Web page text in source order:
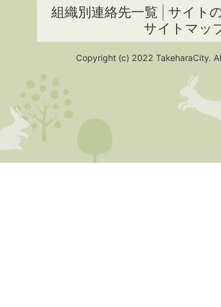
組織別連絡先一覧
サイト
サイトマッ
Copyright (c) 2022 TakeharaCity.